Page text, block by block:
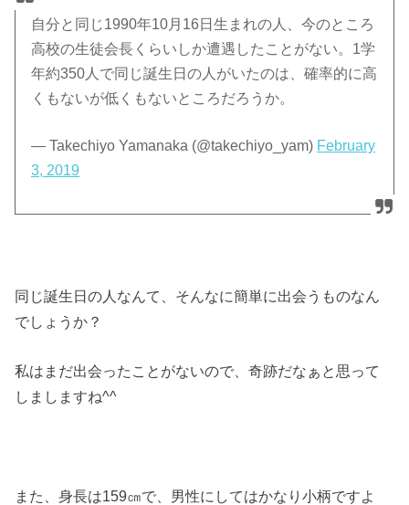
自分と同じ1990年10月16日生まれの人、今のところ
高校の生徒会長くらいしか遭遇したことがない。1学
年約350人で同じ誕生日の人がいたのは、確率的に高
くもないが低くもないところだろうか。
— Takechiyo Yamanaka (@takechiyo_yam) February
3, 2019
同じ誕生日の人なんて、そんなに簡単に出会うものなん
でしょうか？
私はまだ出会ったことがないので、奇跡だなぁと思って
しましますね^^
また、身長は159㎝で、男性にしてはかなり小柄ですよ